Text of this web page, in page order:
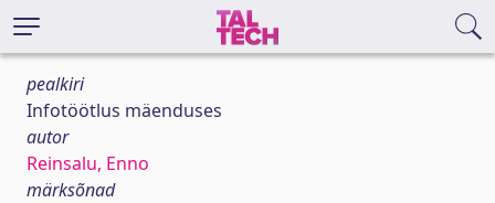
pealkiri
Infotöötlus mäenduses
autor
Reinsalu, Enno
märksõnad